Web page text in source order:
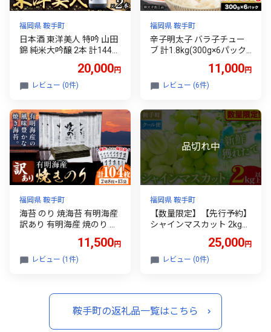
福岡県 鞍手町
日本酒 東洋美人 特吟 山田
錦 純米大吟醸 2本 計1440
吟醸倶楽部株式会社《30
日以内に出荷予定(土日祝
20,000円
レビュー (0件)
福岡県 鞍手町
辛子明太子 バラ子チュー
ブ 計1.8kg(300g×6パック)
予定(土日祝除く)》 辛子明
太子 バラ子 チューブ 明太
11,000円
レビュー (6件)
福岡県 鞍手町
海苔 のり 焼海苔 有明海産
訳あり 有明海産 焼のり 計
園 送料無料 パリパリ 有明
海産《30日以内に出荷予
11,500円
レビュー (1件)
福岡県 鞍手町
【数量限定】【先行予約】
シャインマスカット 2kg以
限定 《8月中旬-9月中旬頃
出荷》 シャインマスカッ
25,000円
レビュー (0件)
鞍手町の返礼品一覧はこちら